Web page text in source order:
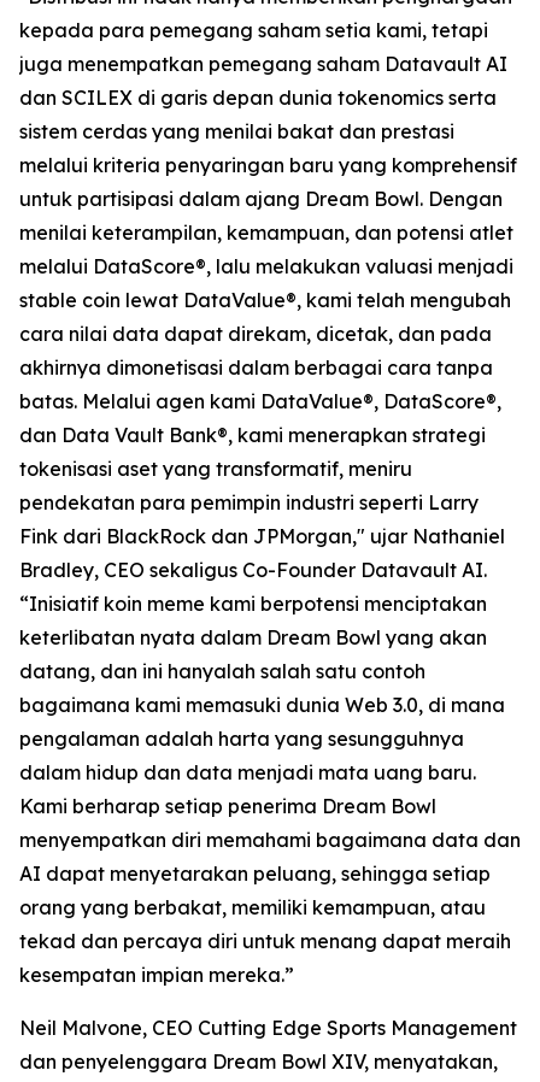
kepada para pemegang saham setia kami, tetapi
juga menempatkan pemegang saham Datavault AI
dan SCILEX di garis depan dunia tokenomics serta
sistem cerdas yang menilai bakat dan prestasi
melalui kriteria penyaringan baru yang komprehensif
untuk partisipasi dalam ajang Dream Bowl. Dengan
menilai keterampilan, kemampuan, dan potensi atlet
melalui DataScore®, lalu melakukan valuasi menjadi
stable coin lewat DataValue®, kami telah mengubah
cara nilai data dapat direkam, dicetak, dan pada
akhirnya dimonetisasi dalam berbagai cara tanpa
batas. Melalui agen kami DataValue®, DataScore®,
dan Data Vault Bank®, kami menerapkan strategi
tokenisasi aset yang transformatif, meniru
pendekatan para pemimpin industri seperti Larry
Fink dari BlackRock dan JPMorgan," ujar Nathaniel
Bradley, CEO sekaligus Co-Founder Datavault AI.
“Inisiatif koin meme kami berpotensi menciptakan
keterlibatan nyata dalam Dream Bowl yang akan
datang, dan ini hanyalah salah satu contoh
bagaimana kami memasuki dunia Web 3.0, di mana
pengalaman adalah harta yang sesungguhnya
dalam hidup dan data menjadi mata uang baru.
Kami berharap setiap penerima Dream Bowl
menyempatkan diri memahami bagaimana data dan
AI dapat menyetarakan peluang, sehingga setiap
orang yang berbakat, memiliki kemampuan, atau
tekad dan percaya diri untuk menang dapat meraih
kesempatan impian mereka.”
Neil Malvone, CEO Cutting Edge Sports Management
dan penyelenggara Dream Bowl XIV, menyatakan,